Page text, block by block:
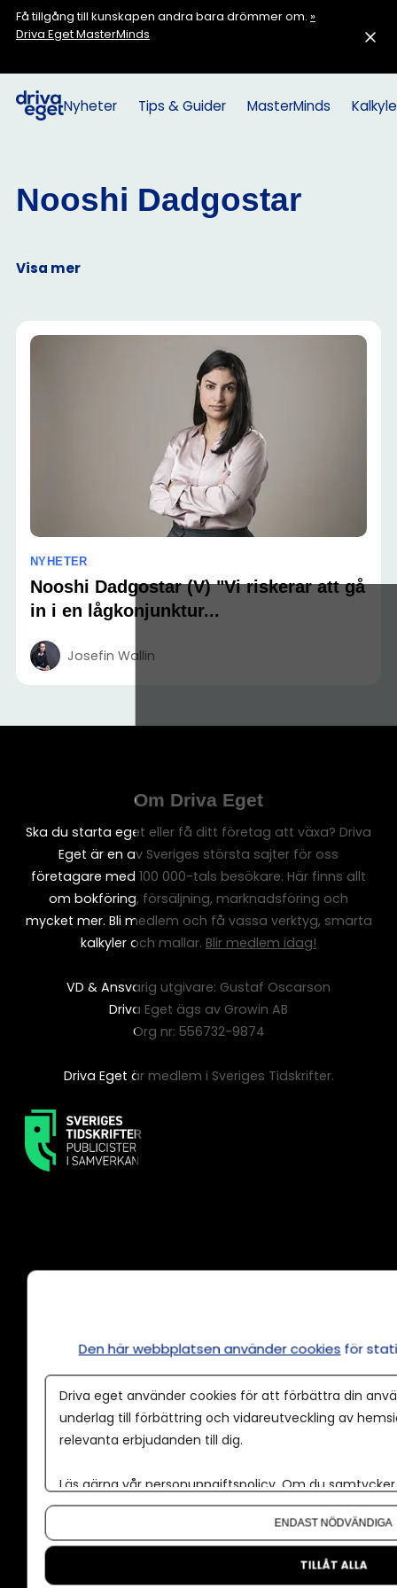
Få tillgång till kunskapen andra bara drömmer om. »
Driva Eget MasterMinds
Nyheter Tips & Guider MasterMinds
Nooshi Dadgostar
Visa mer
NYHETER
Nooshi Dadgostar (V) "Vi riskerar att gå
in i en lågkonjunktur...
Josefin Wallin
Om Driva Eget
Ska du starta eget eller få ditt företag att växa? Driva
Eget är en av Sveriges största sajter för oss
företagare med 100 000-tals besökare. Här finns allt
om bokföring, försäljning, marknadsföring och
mycket mer. Bli medlem och få vassa verktyg, smarta
kalkyler och mallar. Blir medlem idag!
VD & Ansvarig utgivare: Gustaf Oscarson
Driva Eget ägs av Growin AB
Org nr: 556732-9874
Driva Eget är medlem i Sveriges Tidskrifter.
Våra användarvillkor
Policy för AI
Annonspolicy
Tillgänglighet
Om oss
Den här webbplatsen använder cookies för
Driva eget använder cookies för att förbättra din
underlag till förbättring och vidareutveckling av
relevanta erbjudanden till dig.
Läs gärna vår personuppgiftspolicy. Om du
Om du vill ändra ditt val i efterhand hittar du den
ENDAST NÖDVÄNDIGA
TILLÅT ALLA